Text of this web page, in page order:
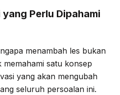
Perlu Dipahami
menambah les bukan
satu konsep
yang akan mengubah
seluruh persoalan ini.